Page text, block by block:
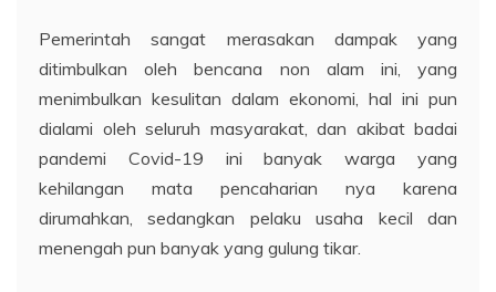
Pemerintah sangat merasakan dampak yang
ditimbulkan oleh bencana non alam ini, yang
menimbulkan kesulitan dalam ekonomi, hal ini pun
dialami oleh seluruh masyarakat, dan akibat badai
pandemi Covid-19 ini banyak warga yang
kehilangan mata pencaharian nya karena
dirumahkan, sedangkan pelaku usaha kecil dan
menengah pun banyak yang gulung tikar.